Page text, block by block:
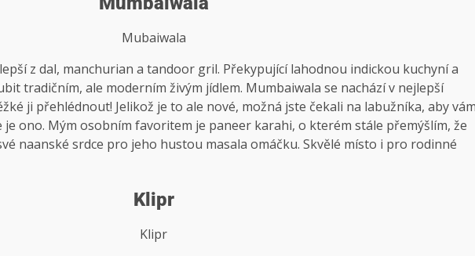
Mubaiwala
z dal, manchurian a tandoor gril. Překypující lahodnou indickou kuchyní a
tradičním, ale moderním živým jídlem. Mumbaiwala se nachází v nejlepší
ji přehlédnout! Jelikož je to ale nové, možná jste čekali na labužníka, aby
ono. Mým osobním favoritem je paneer karahi, o kterém stále přemýšlím, že
naanské srdce pro jeho hustou masala omáčku. Skvělé místo i pro rodinné
Klipr
Klipr